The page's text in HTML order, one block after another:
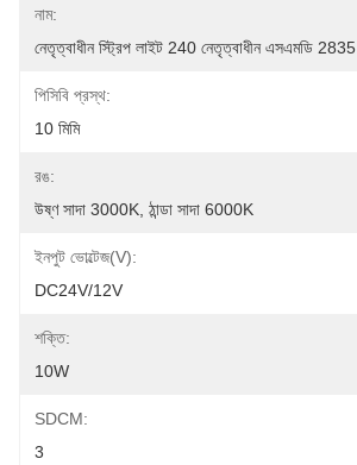
নাম:
নেতৃত্বাধীন স্ট্রিপ লাইট 240 নেতৃত্বাধীন এসএমডি 2835
পিসিবি প্রস্থ:
10 মিমি
রঙ:
উষ্ণ সাদা 3000K, ঠান্ডা সাদা 6000K
ইনপুট ভোল্টেজ(v):
DC24V/12V
শক্তি:
10W
SDCM:
3